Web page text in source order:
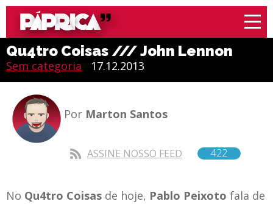
Qu4tro Coisas /// John Lennon
Sem categoria 17.12.2013
Por Marton Santos
ASSINE NOSSO FEED 422
No Qu4tro Coisas de hoje, Pablo Peixoto fala de